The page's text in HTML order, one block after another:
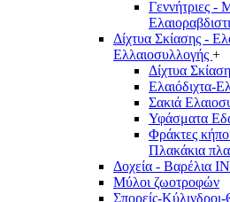
Γεννήτριες -
Δίχτυα Σκίασης -
Ελλαιοσυλλογής +
Δίχτυα
Ελαιόδιχτα-
Σακιά
Υφάσματα
Φράκτες
Πλακάκια
Δοχεία - Βαρέλια
Μύλοι ζωοτροφών
Σπορείς-Κύλινδροι-